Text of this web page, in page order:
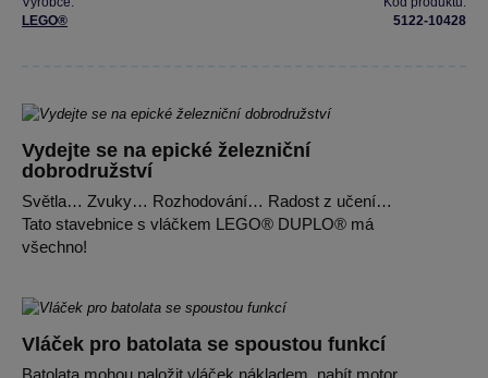
LEGO®
5122-10428
Vydejte se na epické železniční
dobrodružství
Světla… Zvuky… Rozhodování… Radost z učení…
Tato stavebnice s vláčkem LEGO® DUPLO® má
všechno!
Vláček pro batolata se spoustou funkcí